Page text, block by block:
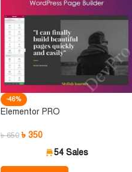
-46%
Elementor PRO
৳650 ৳ 350
54 Sales